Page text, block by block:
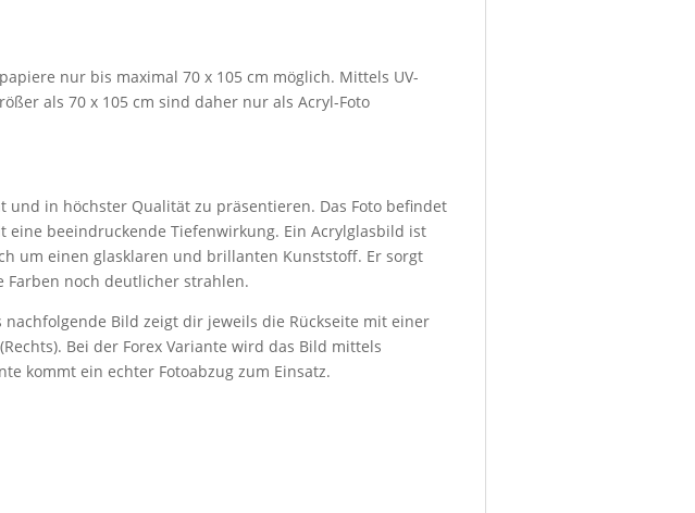
nur bis maximal 70 x 105 cm möglich. Mittels UV-
als 70 x 105 cm sind daher nur als Acryl-Foto
und in höchster Qualität zu präsentieren. Das Foto befindet
beeindruckende Tiefenwirkung. Ein Acrylglasbild ist
um einen glasklaren und brillanten Kunststoff. Er sorgt
noch deutlicher strahlen.
Bild zeigt dir jeweils die Rückseite mit einer
Bei der Forex Variante wird das Bild mittels
kommt ein echter Fotoabzug zum Einsatz.